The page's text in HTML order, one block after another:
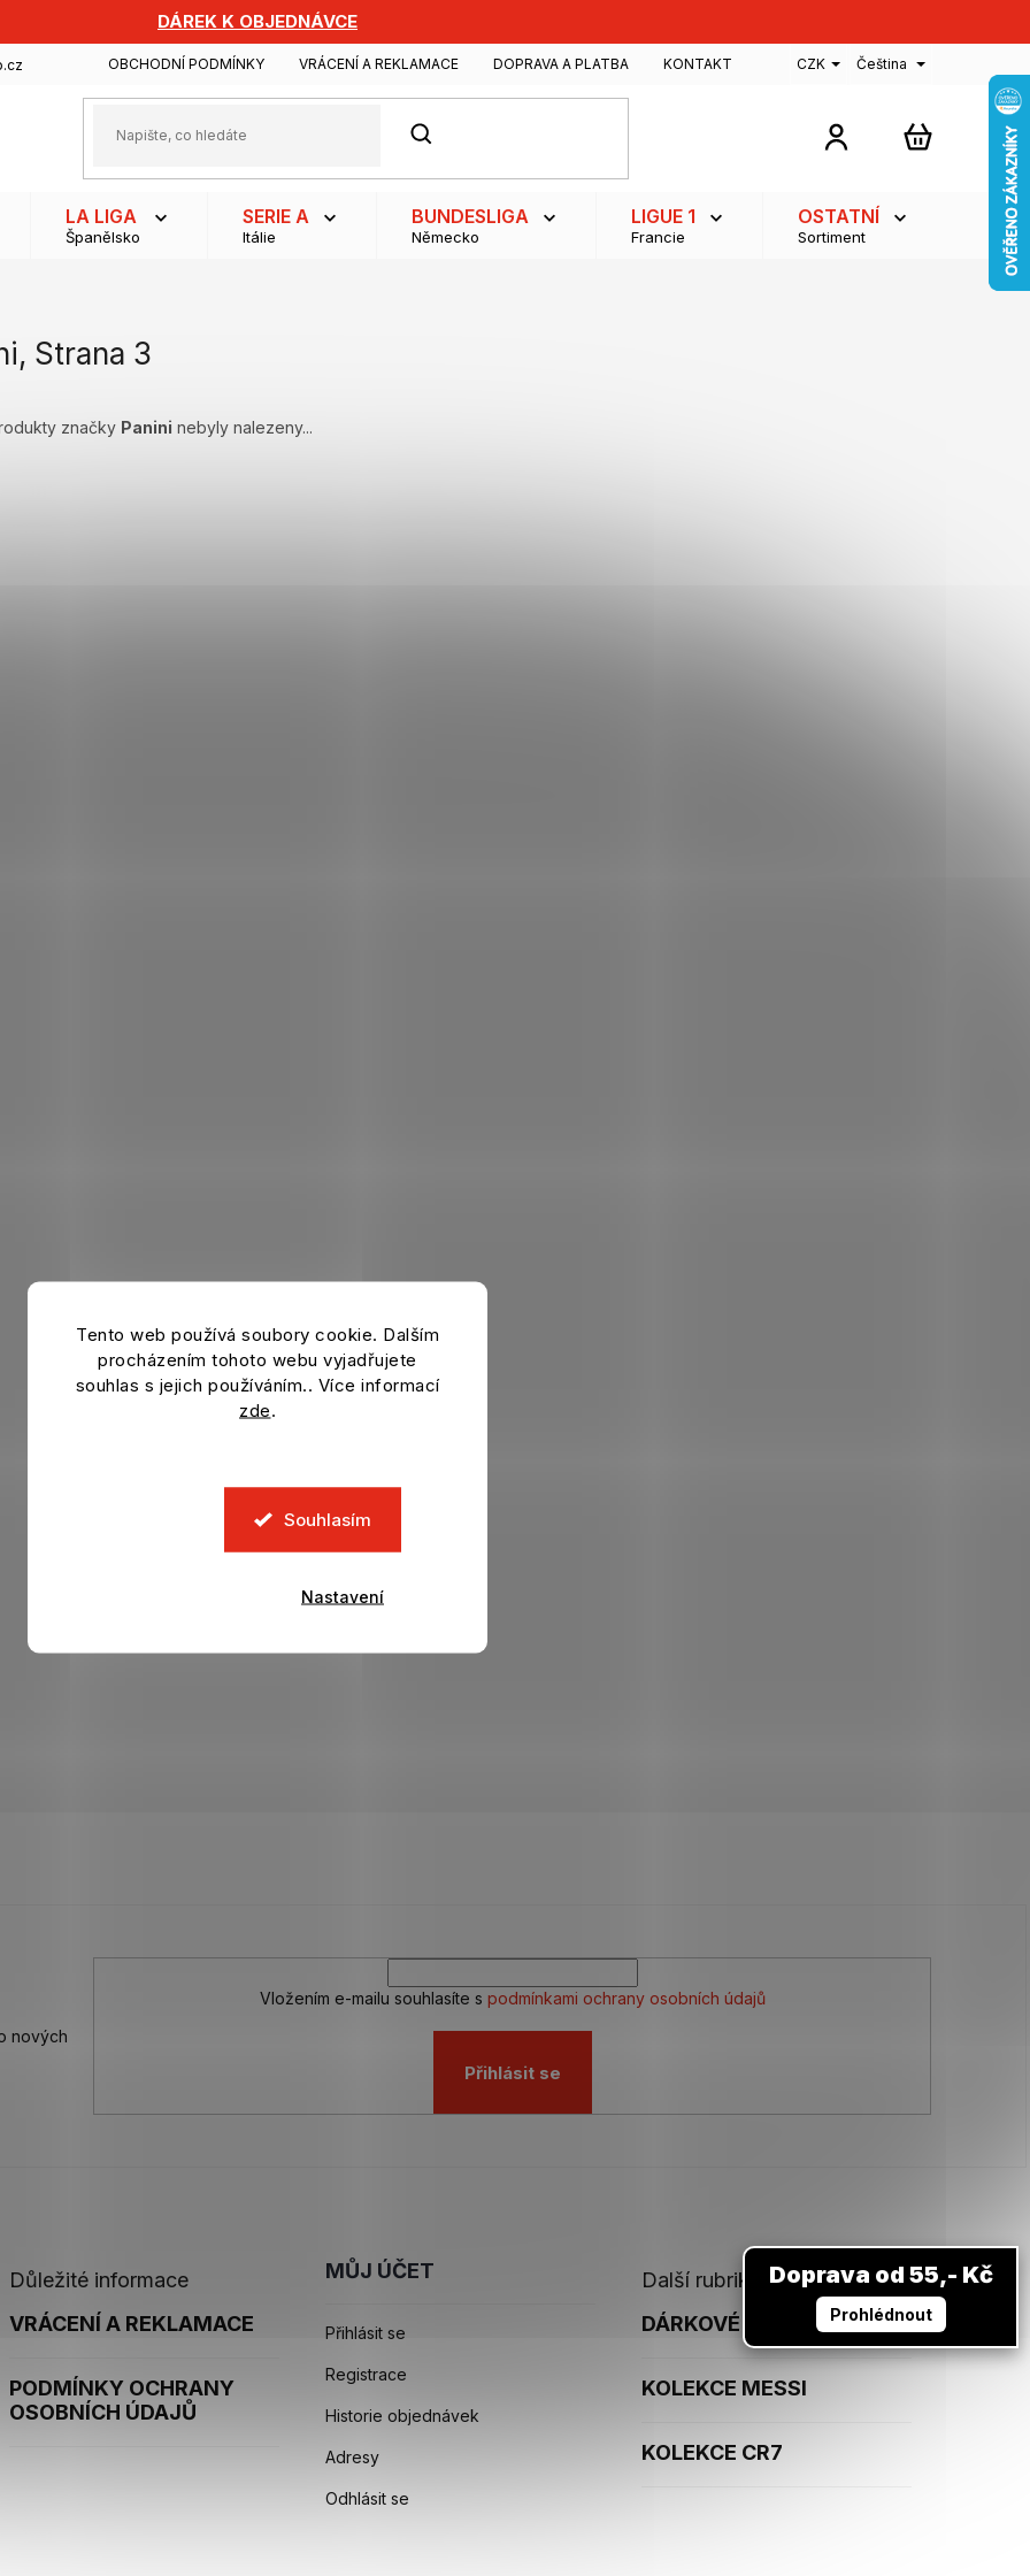
Tento web používá soubory cookie. Dalším
procházením tohoto webu vyjadřujete
souhlas s jejich používáním.. Více informací
zde.
Souhlasím
Nastavení
DÁREK K OBJEDNÁVCE
OBCHODNÍ PODMÍNKY VRÁCENÍ A REKLAMACE DOPRAVA A PLATBA KONTAKT CZK Čeština
HLEDAT
NÁKUPNÍ
LA LIGA
Španělsko
SERIE A
Itálie
BUNDESLIGA
Německo
LIGUE 1
Francie
OSTATNÍ
Sortiment
, Strana 3
značky Panini nebyly nalezeny...
nových
Vložením e-mailu souhlasíte s podmínkami ochrany osobních údajů
Přihlásit se
Důležité informace
VRÁCENÍ A REKLAMACE
PODMÍNKY OCHRANY
OSOBNÍCH ÚDAJŮ
MŮJ ÚČET
Přihlásit se
Registrace
Historie objednávek
Adresy
Odhlásit se
Další rubriky
DÁRKOVÉ POUKAZY
KOLEKCE MESSI
KOLEKCE CR7
Doprava od 55,- Kč
Prohlédnout